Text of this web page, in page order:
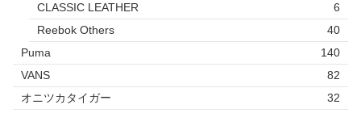
CLASSIC LEATHER
6
Reebok Others
40
Puma
140
VANS
82
オニツカタイガー
32